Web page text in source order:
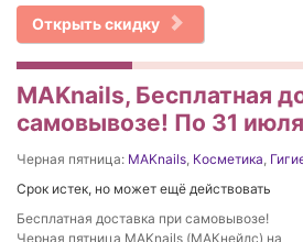
Открыть скидку
MAKnails, Бесплатная
самовывозе! По 31
Черная пятница: MAKnails Косметика
Срок истек, но может ещё действовать
Бесплатная доставка при самовывозе!
Черная пятница MAKnails (МАКнейлс) на